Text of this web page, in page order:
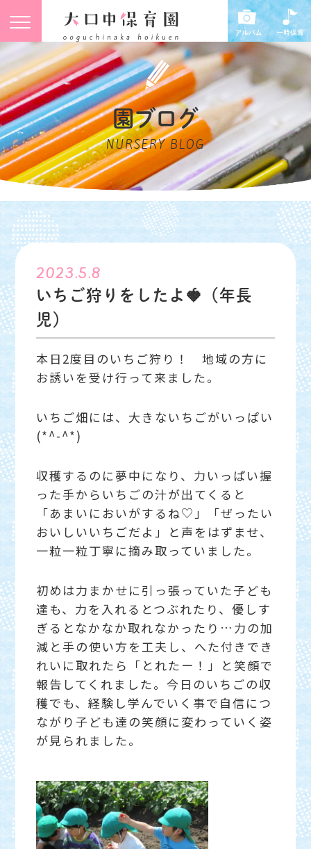
園ブログ
NURSERY BLOG
2023.5.8
いちご狩りをしたよ🍓（年長
児）
本日2度目のいちご狩り！ 地域の方に
お誘いを受け行って来ました。
いちご畑には、大きないちごがいっぱい
(*^-^*)
収穫するのに夢中になり、力いっぱい握
った手からいちごの汁が出てくると
「あまいにおいがするね♡」「ぜったい
おいしいいちごだよ」と声をはずませ、
一粒一粒丁寧に摘み取っていました。
初めは力まかせに引っ張っていた子ども
達も、力を入れるとつぶれたり、優しす
ぎるとなかなか取れなかったり…力の加
減と手の使い方を工夫し、へた付きでき
れいに取れたら「とれたー！」と笑顔で
報告してくれました。今日のいちごの収
穫でも、経験し学んでいく事で自信につ
ながり子ども達の笑顔に変わっていく姿
が見られました。